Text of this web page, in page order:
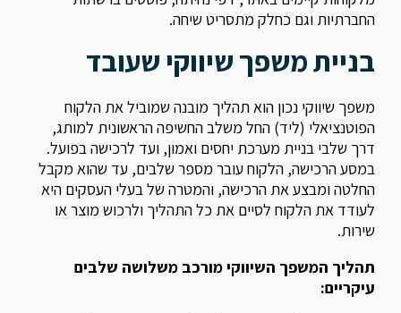
החברתיות וגם כחלק מתסריט שיחה.
בניית משפך שיווקי שעובד
משפך שיווקי נכון הוא תהליך מובנה שמוביל את הלקוח
הפוטנציאלי (ליד) החל משלב החשיפה הראשונית למותג,
דרך שלבי בניית מערכת יחסים ואמון, ועד לרכישה בפועל.
במסע הרכישה, הלקוח עובר מספר שלבים, עד שהוא מקבל
החלטה ומבצע את הרכישה, והמטרה של בעלי העסקים היא
לעודד את הלקוח לסיים את כל התהליך ולרכוש מוצר או
שירות.
תהליך המשפך השיווקי מורכב משלושה שלבים
עיקריים: